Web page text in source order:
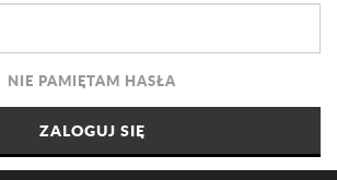
NIE PAMIĘTAM HASŁA